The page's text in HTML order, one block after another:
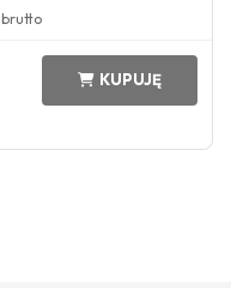
brutto
KUPUJĘ